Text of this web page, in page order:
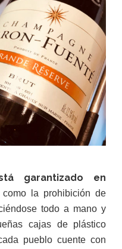
garantizado en
la prohibición de
todo a mano y
cajas de plástico
pueblo cuente con